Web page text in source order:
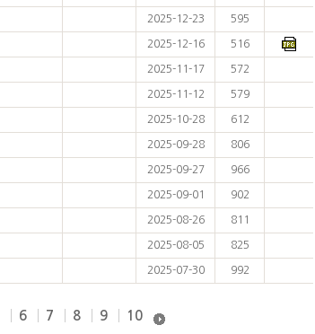
2025-12-23 595
2025-12-16 516
2025-11-17 572
2025-11-12 579
2025-10-28 612
2025-09-28 806
2025-09-27 966
2025-09-01 902
2025-08-26 811
2025-08-05 825
2025-07-30 992
6 7 8 9 10